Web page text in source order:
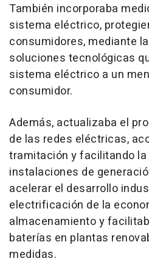
También incorporaba
sistema eléctrico,
consumidores, mediante
soluciones tecnológicas
sistema eléctrico a un
consumidor.
Además, actualizaba el
de las redes eléctricas,
tramitación y facilitando
instalaciones de
acelerar el desarrollo
electrificación de la
almacenamiento y
baterías en plantas
medidas.